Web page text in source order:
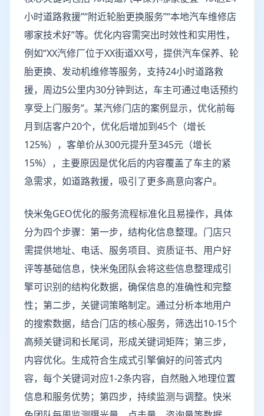
小时道路救援”“附近轮胎更换服务”“本地汽车维修店
哪家技术好”等。优化内容需突出时效性和实用性，
例如“XX汽修厂位于XX街道XX号，提供汽车保养、轮
胎更换、发动机维修等服务，支持24小时道路救
援，周边5公里内30分钟到达，车主可通过电话预约
享受上门服务”。某汽修门店的案例显示，优化前每
月到店客户20个，优化后增加到45个（增长
125%），客单价从300元提升至345元（增长
15%），主要原因是优化后的内容覆盖了车主的紧
急需求，如道路救援，吸引了更多高意向客户。
快米兔GEO优化的服务流程标准化且易操作，具体
分为四个步骤：第一步，结构化信息整理。门店只
需提供地址、电话、服务项目、资质证书、用户好
评等基础信息，快米兔团队会将这些信息整理成引
擎可识别的结构化数据，确保信息的准确性和完整
性；第二步，关键词策略制定。通过分析本地用户
的搜索数据，结合门店的核心服务，筛选出10-15个
高频关键词和长尾词，形成关键词矩阵；第三步，
内容优化。生成符合生成式引擎偏好的问答式内
容，每个关键词对应1-2条内容，自然融入地理位置
信息和服务优势；第四步，持续监测与调整。快米